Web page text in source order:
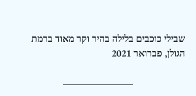
שבילי כוכבים בלילה בהיר וקר מאוד ברמת
הגולן, פברואר 2021